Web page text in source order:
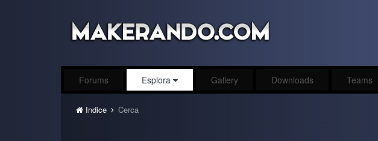
Forums Esplora Gallery Downloads Teams
Indice Cerca